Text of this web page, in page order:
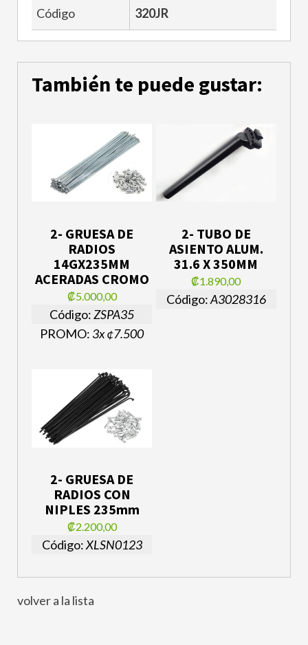
Código 320JR
También te puede gustar:
2- GRUESA DE
RADIOS
14GX235MM
ACERADAS CROMO
₡5.000,00
Código:ZSPA35
PROMO: 3x ¢7.500
2- TUBO DE
ASIENTO ALUM.
31.6 X 350MM
₡1.890,00
Código:A3028316
2- GRUESA DE
RADIOS CON
NIPLES 235mm
₡2.200,00
Código:XLSN0123
volver a la lista